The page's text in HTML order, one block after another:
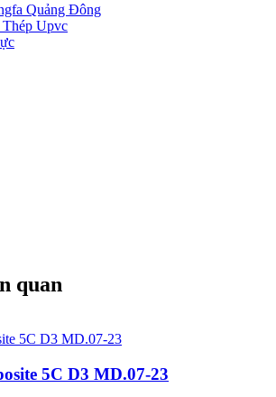
Quảng Đông
Upvc
quan
5C D3 MD.07-23